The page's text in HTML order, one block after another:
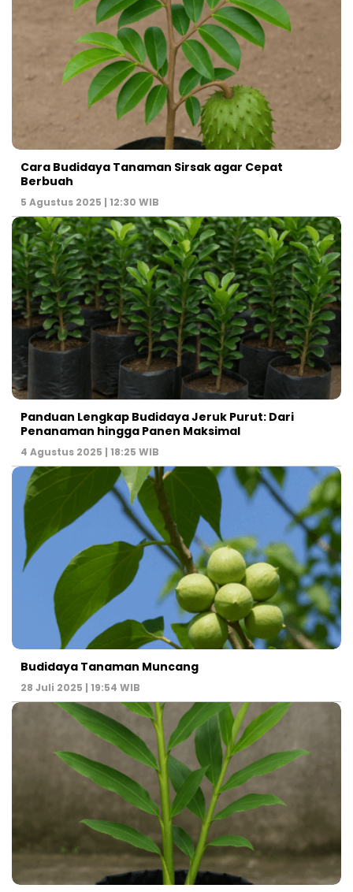
Cara Budidaya Tanaman Sirsak agar Cepat
Berbuah
5 Agustus 2025 | 12:30 WIB
Panduan Lengkap Budidaya Jeruk Purut: Dari
Penanaman hingga Panen Maksimal
4 Agustus 2025 | 18:25 WIB
Budidaya Tanaman Muncang
28 Juli 2025 | 19:54 WIB